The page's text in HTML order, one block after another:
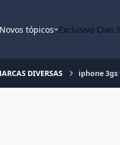
Novos tópicos Exclusivo Clan
DIVERSAS iphone